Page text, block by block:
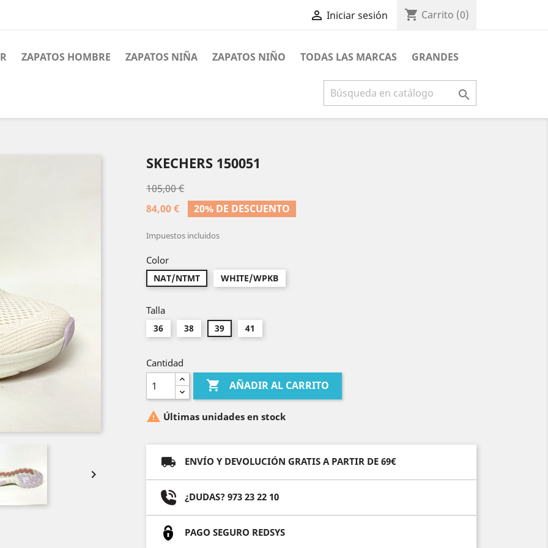
 Iniciar sesión shopping_cart Carrito (0)
ZAPATOS HOMBRE ZAPATOS NIÑA ZAPATOS NIÑO TODAS LAS MARCAS GRANDES


SKECHERS 150051
105,00 €
84,00 €
20% DE DESCUENTO
Impuestos incluidos
Color
NAT/NTMT WHITE/WPKB
Talla
36 38 39 41
Cantidad
 AÑADIR AL CARRITO
 Últimas unidades en stock
ENVÍO Y DEVOLUCIÓN GRATIS A PARTIR DE 69€
¿DUDAS? 973 23 22 10
PAGO SEGURO REDSYS